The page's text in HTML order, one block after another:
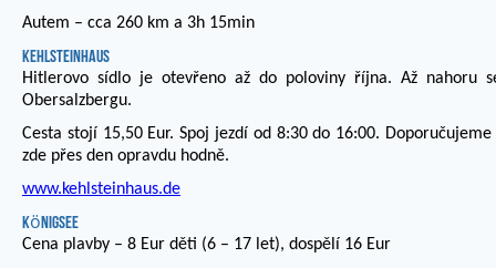
Autem – cca 260 km a 3h 15min
Kehlsteinhaus
Hitlerovo sídlo je otevřeno až do poloviny října. Až nahoru
Obersalzbergu.
Cesta stojí 15,50 Eur. Spoj jezdí od 8:30 do 16:00.
zde přes den opravdu hodně.
www.kehlsteinhaus.de
Königsee
Cena plavby – 8 Eur děti (6 – 17 let), dospělí 16 Eur